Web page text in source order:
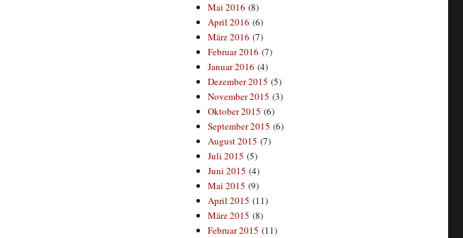
Mai 2016 (8)
April 2016 (6)
März 2016 (7)
Februar 2016 (7)
Januar 2016 (4)
Dezember 2015 (5)
November 2015 (3)
Oktober 2015 (6)
September 2015 (6)
August 2015 (7)
Juli 2015 (5)
Juni 2015 (4)
Mai 2015 (9)
April 2015 (11)
März 2015 (8)
Februar 2015 (11)